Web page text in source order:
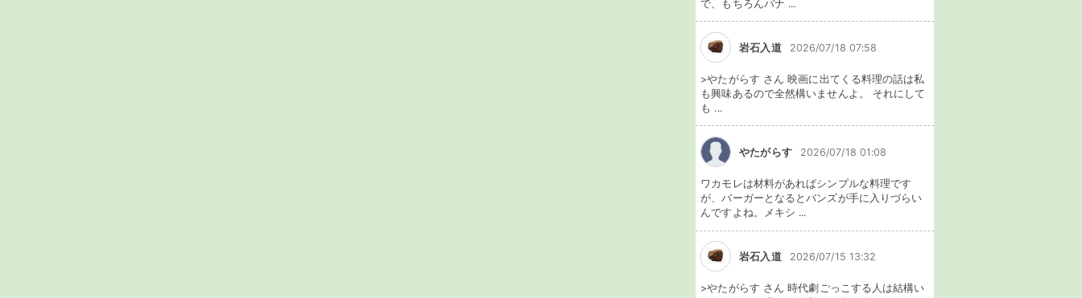
で、もちろんバナ ...
岩石入道 2026/07/18 07:58
>やたがらす さん 映画に出てくる料理の話は私
も興味あるので全然構いませんよ。 それにして
も ...
やたがらす 2026/07/18 01:08
ワカモレは材料があればシンプルな料理です
が、バーガーとなるとバンズが手に入りづらい
んですよね。メキシ ...
岩石入道 2026/07/15 13:32
>やたがらす さん 時代劇ごっこする人は結構い